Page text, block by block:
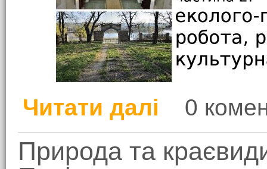
Читати далі про Культурна
0
Природа та